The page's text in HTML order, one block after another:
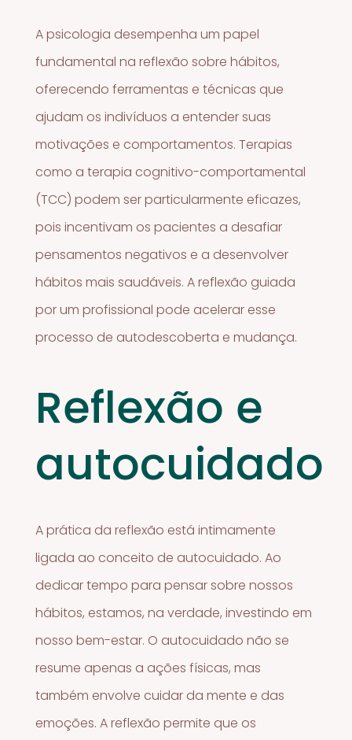
A psicologia desempenha um papel
fundamental na reflexão sobre hábitos,
oferecendo ferramentas e técnicas que
ajudam os indivíduos a entender suas
motivações e comportamentos. Terapias
como a terapia cognitivo-comportamental
(TCC) podem ser particularmente eficazes,
pois incentivam os pacientes a desafiar
pensamentos negativos e a desenvolver
hábitos mais saudáveis. A reflexão guiada
por um profissional pode acelerar esse
processo de autodescoberta e mudança.
Reflexão e
autocuidado
A prática da reflexão está intimamente
ligada ao conceito de autocuidado. Ao
dedicar tempo para pensar sobre nossos
hábitos, estamos, na verdade, investindo em
nosso bem-estar. O autocuidado não se
resume apenas a ações físicas, mas
também envolve cuidar da mente e das
emoções. A reflexão permite que os